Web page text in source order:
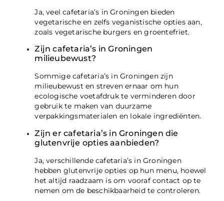
Ja, veel cafetaria’s in Groningen bieden
vegetarische en zelfs veganistische opties aan,
zoals vegetarische burgers en groentefriet.
Zijn cafetaria’s in Groningen
milieubewust?
Sommige cafetaria’s in Groningen zijn
milieubewust en streven ernaar om hun
ecologische voetafdruk te verminderen door
gebruik te maken van duurzame
verpakkingsmaterialen en lokale ingrediënten.
Zijn er cafetaria’s in Groningen die
glutenvrije opties aanbieden?
Ja, verschillende cafetaria’s in Groningen
hebben glutenvrije opties op hun menu, hoewel
het altijd raadzaam is om vooraf contact op te
nemen om de beschikbaarheid te controleren.